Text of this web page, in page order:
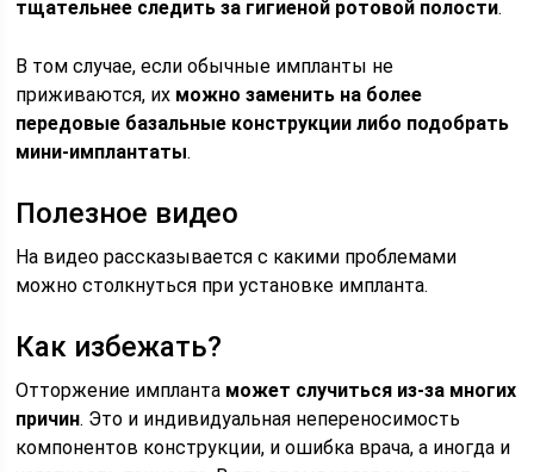
тщательнее следить за гигиеной ротовой полости.
В том случае, если обычные импланты не
приживаются, их можно заменить на более
передовые базальные конструкции либо подобрать
мини-имплантаты.
Полезное видео
На видео рассказывается с какими проблемами
можно столкнуться при установке импланта.
Как избежать?
Отторжение импланта может случиться из-за многих
причин. Это и индивидуальная непереносимость
компонентов конструкции, и ошибка врача, а иногда и